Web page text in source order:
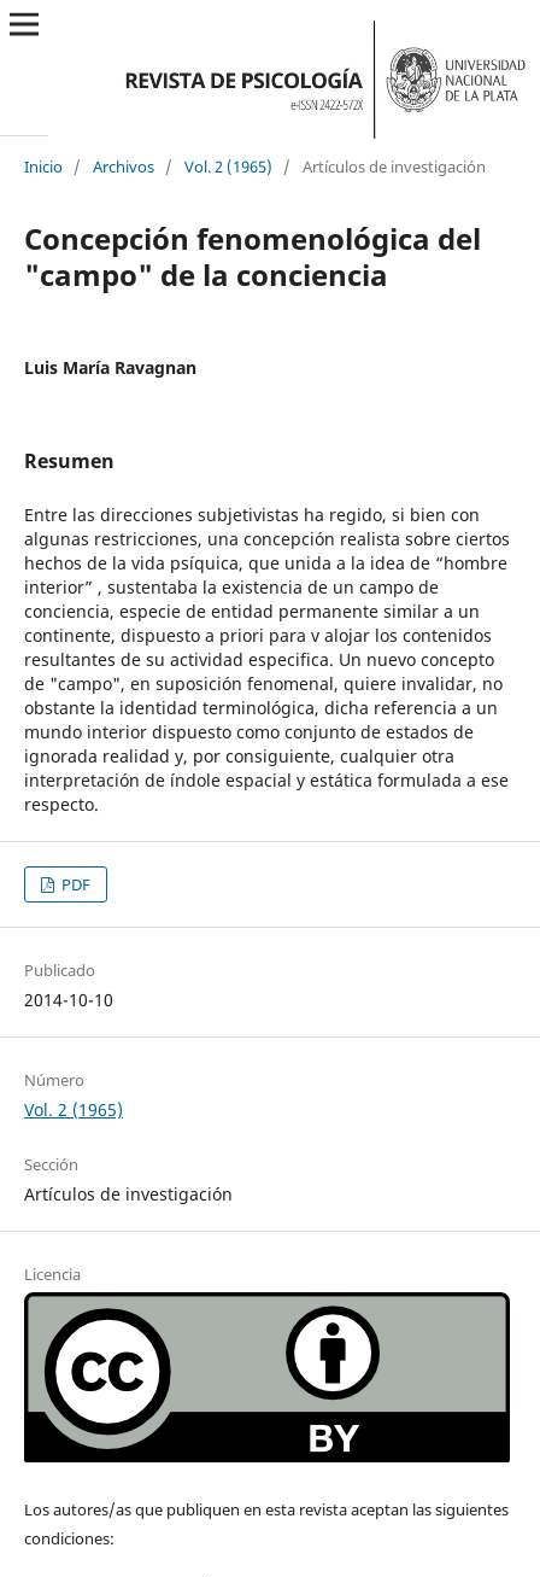
Inicio / Archivos / Vol. 2 (1965) / Artículos de investigación
Concepción fenomenológica del
"campo" de la conciencia
Luis María Ravagnan
Resumen
Entre las direcciones subjetivistas ha regido, si bien con
algunas restricciones, una concepción realista sobre ciertos
hechos de la vida psíquica, que unida a la idea de “hombre
interior” , sustentaba la existencia de un campo de
conciencia, especie de entidad permanente similar a un
continente, dispuesto a priori para v alojar los contenidos
resultantes de su actividad especifica. Un nuevo concepto
de "campo", en suposición fenomenal, quiere invalidar, no
obstante la identidad terminológica, dicha referencia a un
mundo interior dispuesto como conjunto de estados de
ignorada realidad y, por consiguiente, cualquier otra
interpretación de índole espacial y estática formulada a ese
respecto.
PDF
Publicado
2014-10-10
Número
Vol. 2 (1965)
Sección
Artículos de investigación
Licencia
Los autores/as que publiquen en esta revista aceptan las siguientes
condiciones: